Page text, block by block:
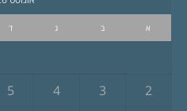
א ב ג ד
2
3
4
5